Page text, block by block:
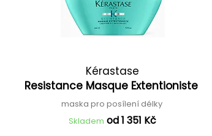
Kérastase
Resistance Masque Extentioniste
maska pro posílení délky
Skladem od 1 351 Kč